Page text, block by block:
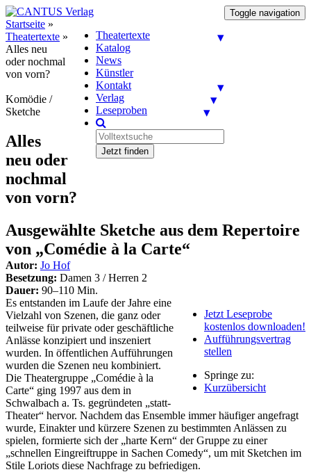
Toggle navigation
Theatertexte
Katalog
News
Künstler
Kontakt
Verlag
Leseproben
Jetzt finden
Startseite »
Theatertexte »
Alles neu
oder nochmal
von vorn?
Komödie /
Sketche
Alles
neu oder
nochmal
von vorn?
Ausgewählte Sketche aus dem Repertoire
von „Comédie à la Carte“
Autor: Jo Hof
Besetzung: Damen 3 / Herren 2
Dauer: 90–110 Min.
Jetzt Leseprobe
kostenlos downloaden!
Aufführungsvertrag
stellen
Springe zu:
Kurzübersicht
Es entstanden im Laufe der Jahre eine
Vielzahl von Szenen, die ganz oder
teilweise für private oder geschäftliche
Anlässe konzipiert und inszeniert
wurden. In öffentlichen Aufführungen
wurden die Szenen neu kombiniert.
Die Theatergruppe „Comédie à la
Carte“ ging 1997 aus dem in
Schwalbach a. Ts. gegründeten „statt-
Theater“ hervor. Nachdem das Ensemble immer häufiger angefragt
wurde, Einakter und kürzere Szenen zu bestimmten Anlässen zu
spielen, formierte sich der „harte Kern“ der Gruppe zu einer
„schnellen Eingreiftruppe in Sachen Comedy“, um mit Sketchen im
Stile Loriots diese Nachfrage zu befriedigen.